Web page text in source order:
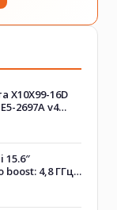
X10X99-16D
2697A v4
256GB
15.6″
boost: 4,8 ГГц,
NVIDIA MX450